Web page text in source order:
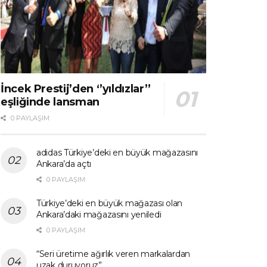
İncek Prestij’den ‘’yıldızlar’’
eşliğinde lansman
0 PAYLAŞIM
adidas Türkiye’deki en büyük mağazasını
Ankara’da açtı
0 PAYLAŞIM
Türkiye’deki en büyük mağazası olan
Ankara’daki mağazasını yeniledi
0 PAYLAŞIM
“Seri üretime ağırlık veren markalardan